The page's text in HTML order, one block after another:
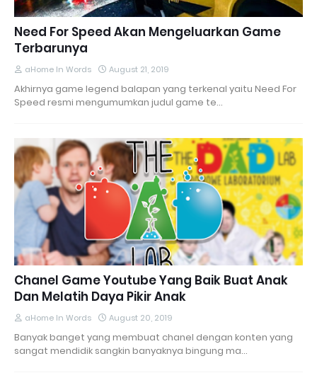
Need For Speed Akan Mengeluarkan Game
Terbarunya
aHome In Words August 21, 2019
Akhirnya game legend balapan yang terkenal yaitu Need For
Speed resmi mengumumkan judul game te…
Chanel Game Youtube Yang Baik Buat Anak
Dan Melatih Daya Pikir Anak
aHome In Words August 20, 2019
Banyak banget yang membuat chanel dengan konten yang
sangat mendidik sangkin banyaknya bingung ma…